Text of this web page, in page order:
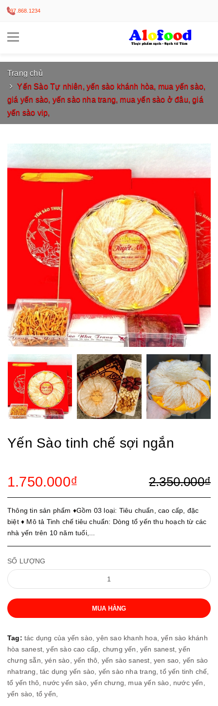
097.868.1234
Trang chủ
Yến Sào Tự nhiên, yến sào khánh hòa, mua yến sào,
giá yến sào, yến sào nha trang, mua yến sào ở đâu, giá
yến sào vip,
Yến Sào tinh chế sợi ngắn
1.750.000₫ 2.350.000₫
Thông tin sản phẩm ♦️Gồm 03 loại: Tiêu chuẩn, cao cấp, đặc
biệt ♦️ Mô tả Tinh chế tiêu chuẩn: Dòng tổ yến thu hoạch từ các
nhà yến trên 10 năm tuổi,...
SỐ LƯỢNG
MUA HÀNG
Tag: tác dụng của yến sào,yên sao khanh hoa,yến sào khánh
hòa sanest,yến sào cao cấp, chưng yến,yến sanest,yến
chưng sẵn,yén sào,yến thô, yến sào sanest,yen sao, yến sào
nhatrang, tác dụng yến sào, yến sào nha trang,tổ yến tinh chế,
tổ yến thô, nước yến sào,yến chưng, mua yến sào, nước yến,
yến sào, tổ yến,